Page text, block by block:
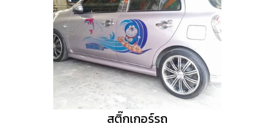
สติ๊กเกอร์รถ